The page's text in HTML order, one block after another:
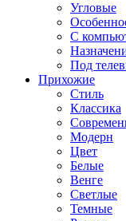
Угловые
С
Под
Прихожие
Стиль
Классика
Модерн
Цвет
Белые
Венге
Светлые
Темные